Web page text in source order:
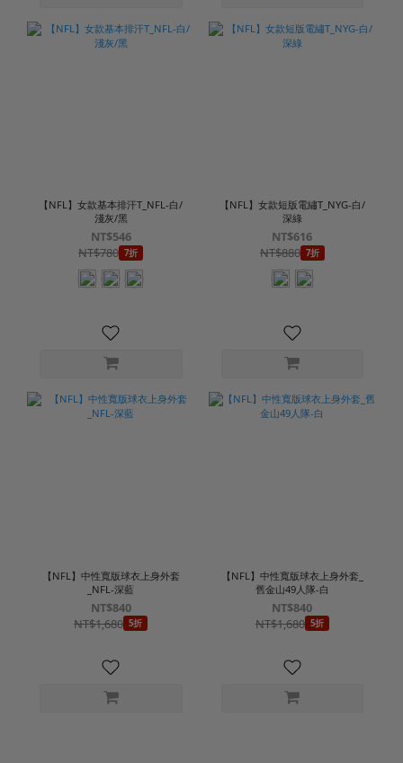
【NFL】女款基本排汗T_NFL-白/
淺灰/黑
NT$546
NT$780 7折
【NFL】女款短版電繡T_NYG-白/
深綠
NT$616
NT$880 7折
【NFL】中性寬版球衣上身外套
_NFL-深藍
NT$840
NT$1,680 5折
【NFL】中性寬版球衣上身外套_
舊金山49人隊-白
NT$840
NT$1,680 5折